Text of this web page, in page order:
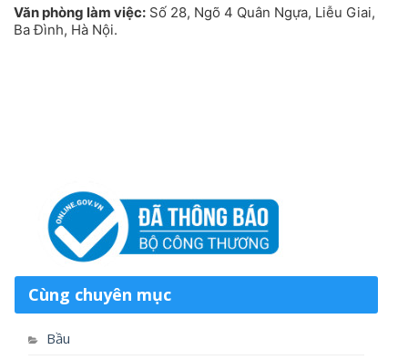
Văn phòng làm việc: Số 28, Ngõ 4 Quân Ngựa, Liễu Giai,
Ba Đình, Hà Nội.
Cùng chuyên mục
Bầu